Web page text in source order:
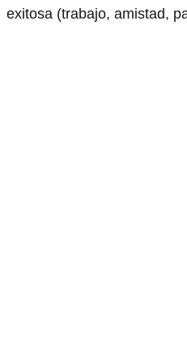
exitosa (trabajo, amistad,